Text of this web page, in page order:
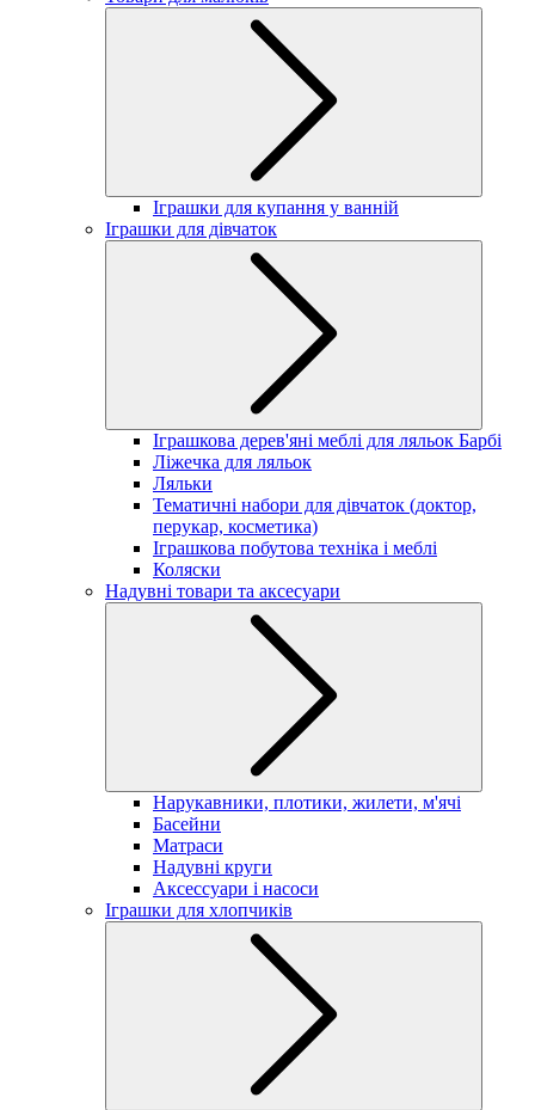
Іграшки для купання у ванній
Іграшки для дівчаток
Іграшкова дерев'яні меблі для ляльок Барбі
Ліжечка для ляльок
Ляльки
Тематичні набори для дівчаток (доктор,
перукар, косметика)
Іграшкова побутова техніка і меблі
Коляски
Надувні товари та аксесуари
Нарукавники, плотики, жилети, м'ячі
Басейни
Матраси
Надувні круги
Аксессуари і насоси
Іграшки для хлопчиків